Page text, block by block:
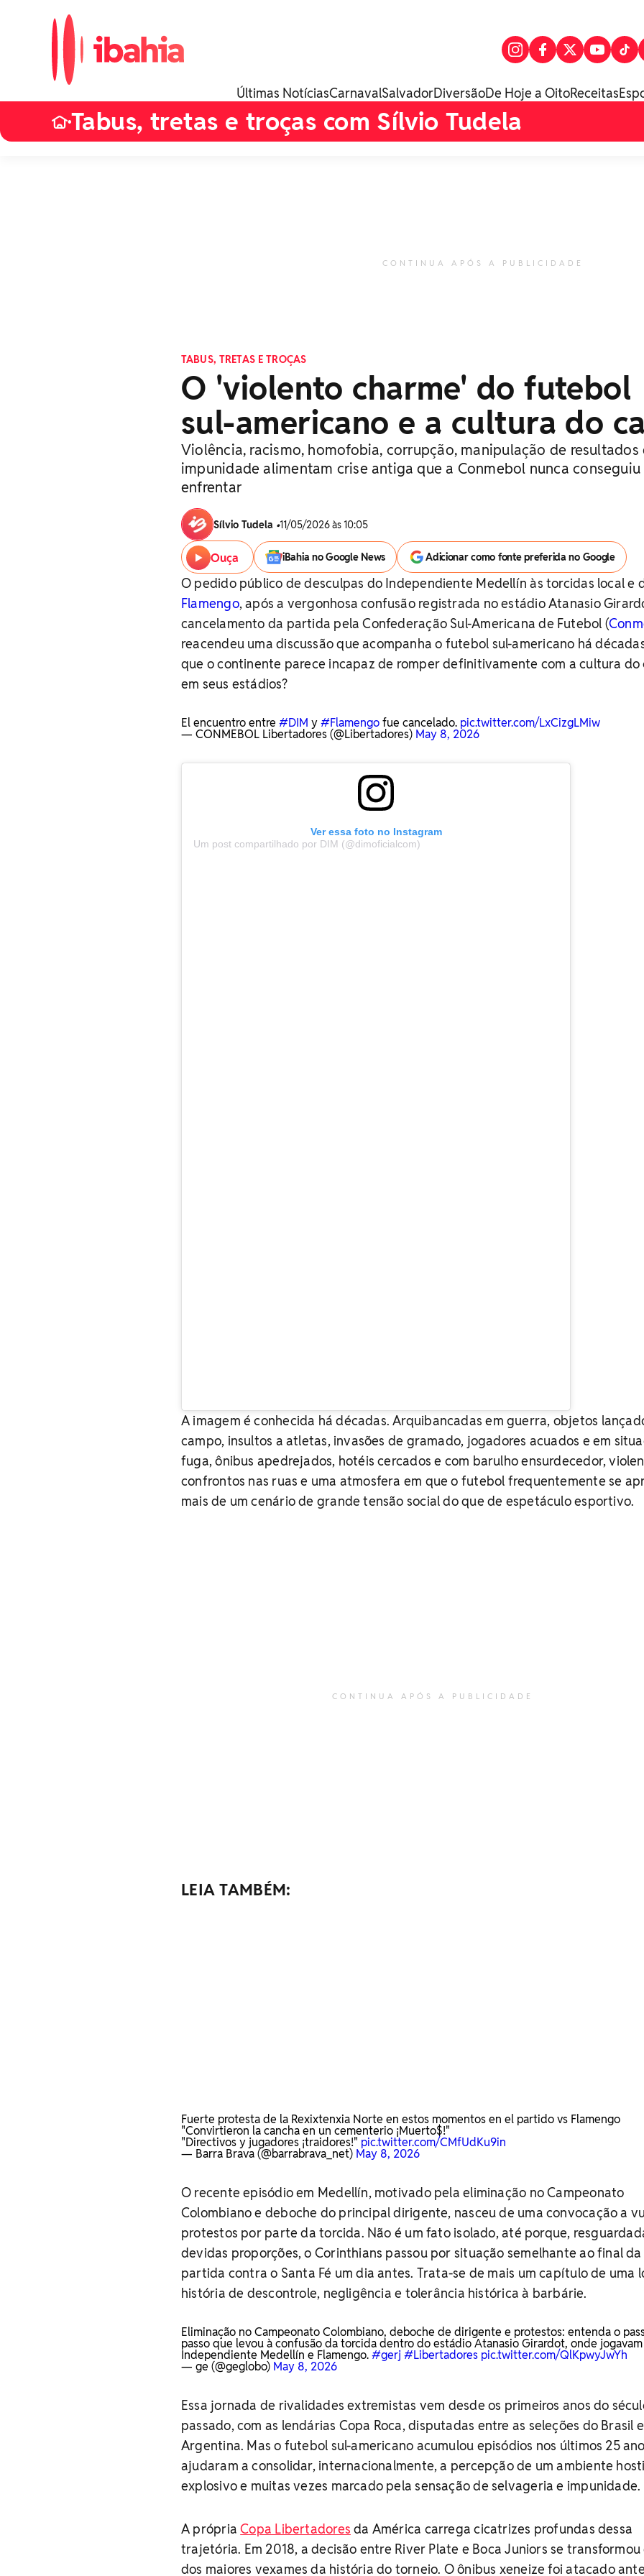
Últimas NotíciasCarnavalSalvadorDiversãoDe Hoje a OitoReceitas
•Tabus, tretas e troças com Sílvio Tudela
CONTINUA APÓS A PUBLICIDADE
TABUS, TRETAS E TROÇAS
O 'violento charme' do futebol
sul-americano e a cultura do
Violência, racismo, homofobia, corrupção, manipulação de resultados
impunidade alimentam crise antiga que a Conmebol nunca conseguiu
enfrentar
Sílvio Tudela •11/05/2026 às 10:05
Ouça iBahia no Google News Adicionar como fonte preferida no Google
O pedido público de desculpas do Independiente Medellín às torcidas local e
Flamengo, após a vergonhosa confusão registrada no estádio Atanasio
cancelamento da partida pela Confederação Sul-Americana de Futebol (
reacendeu uma discussão que acompanha o futebol sul-americano há
que o continente parece incapaz de romper definitivamente com a cultura do
em seus estádios?
El encuentro entre #DIM y#Flamengofue cancelado. pic.twitter.com/LxCizgLMiw
— CONMEBOL Libertadores (@Libertadores) May 8, 2026
Ver essa foto no Instagram
Um post compartilhado por DIM (@dimoficialcom)
A imagem é conhecida há décadas. Arquibancadas em guerra, objetos
campo, insultos a atletas, invasões de gramado, jogadores acuados e em
fuga, ônibus apedrejados, hotéis cercados e com barulho ensurdecedor,
confrontos nas ruas e uma atmosfera em que o futebol frequentemente se
mais de um cenário de grande tensão social do que de espetáculo esportivo.
CONTINUA APÓS A PUBLICIDADE
LEIA TAMBÉM:
Fuerte protesta de la Rexixtenxia Norte en estos momentos en el partido vs Flamengo
"Convirtieron la cancha en un cementerio ¡Muerto$!"
"Directivos y jugadores ¡traidores!" pic.twitter.com/CMfUdKu9in
— Barra Brava (@barrabrava_net) May 8, 2026
O recente episódio em Medellín, motivado pela eliminação no Campeonato
Colombiano e deboche do principal dirigente, nasceu de uma convocação a
protestos por parte da torcida. Não é um fato isolado, até porque,
devidas proporções, o Corinthians passou por situação semelhante ao final da
partida contra o Santa Fé um dia antes. Trata-se de mais um capítulo de uma
história de descontrole, negligência e tolerância histórica à barbárie.
Eliminação no Campeonato Colombiano, deboche de dirigente e protestos: entenda o
passo que levou à confusão da torcida dentro do estádio Atanasio Girardot, onde jogavam
Independiente Medellín e Flamengo.#gerj#Libertadores pic.twitter.com/QlKpwyJwYh
— ge (@geglobo) May 8, 2026
Essa jornada de rivalidades extremistas vem desde os primeiros anos do
passado, com as lendárias Copa Roca, disputadas entre as seleções do Brasil
Argentina. Mas o futebol sul-americano acumulou episódios nos últimos 25
ajudaram a consolidar, internacionalmente, a percepção de um ambiente
explosivo e muitas vezes marcado pela sensação de selvageria e impunidade.
A própriaCopa Libertadores da América carrega cicatrizes profundas dessa
trajetória. Em 2018, a decisão entre River Plate e Boca Juniors se transformou
dos maiores vexames da história do torneio. O ônibus xeneize foi atacado